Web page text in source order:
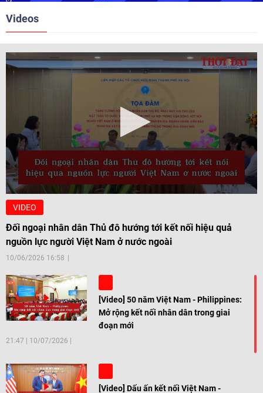
Videos
VIDEO
Đối ngoại nhân dân Thủ đô hướng tới kết nối hiệu quả
nguồn lực người Việt Nam ở nước ngoài
10/06/2026 16:58
[Video] 50 năm Việt Nam - Philippines:
Mở rộng kết nối nhân dân trong giai
đoạn mới
21:47 10/07/2026
[Video] Dấu ấn kết nối Việt Nam -